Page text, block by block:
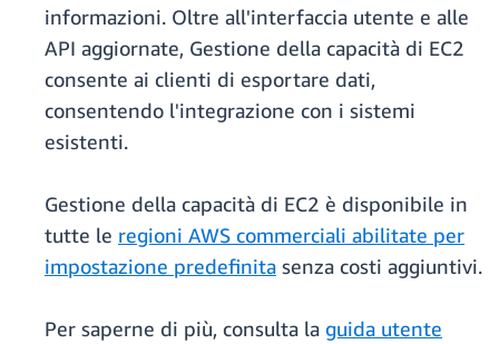
informazioni. Oltre all'interfaccia utente e alle
API aggiornate, Gestione della capacità di EC2
consente ai clienti di esportare dati,
consentendo l'integrazione con i sistemi
esistenti.
Gestione della capacità di EC2 è disponibile in
tutte le regioni AWS commerciali abilitate per
impostazione predefinita senza costi aggiuntivi.
Per saperne di più, consulta la guida utente